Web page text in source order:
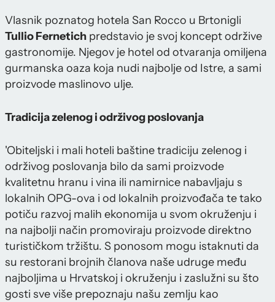
Vlasnik poznatog hotela San Rocco u Brtonigli
Tullio Fernetich predstavio je svoj koncept održive
gastronomije. Njegov je hotel od otvaranja omiljena
gurmanska oaza koja nudi najbolje od Istre, a sami
proizvode maslinovo ulje.
Tradicija zelenog i održivog poslovanja
'Obiteljski i mali hoteli baštine tradiciju zelenog i
održivog poslovanja bilo da sami proizvode
kvalitetnu hranu i vina ili namirnice nabavljaju s
lokalnih OPG-ova i od lokalnih proizvođača te tako
potiču razvoj malih ekonomija u svom okruženju i
na najbolji način promoviraju proizvode direktno
turističkom tržištu. S ponosom mogu istaknuti da
su restorani brojnih članova naše udruge među
najboljima u Hrvatskoj i okruženju i zaslužni su što
gosti sve više prepoznaju našu zemlju kao